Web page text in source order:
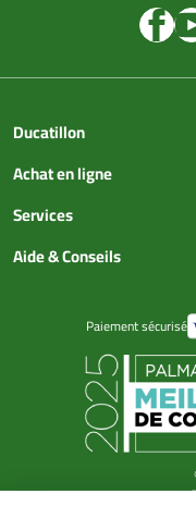
Ducatillon
Achat en ligne
Services
Aide & Conseils
Paiement sécurisé